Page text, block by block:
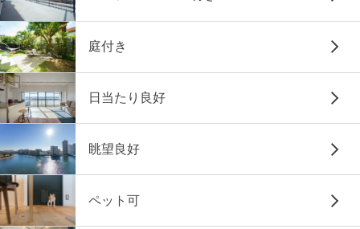
庭付き
日当たり良好
眺望良好
ペット可